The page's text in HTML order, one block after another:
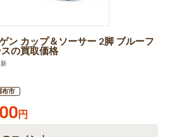
ン カップ＆ソーサー 2脚 ブルーフ
の買取価格
布市
円